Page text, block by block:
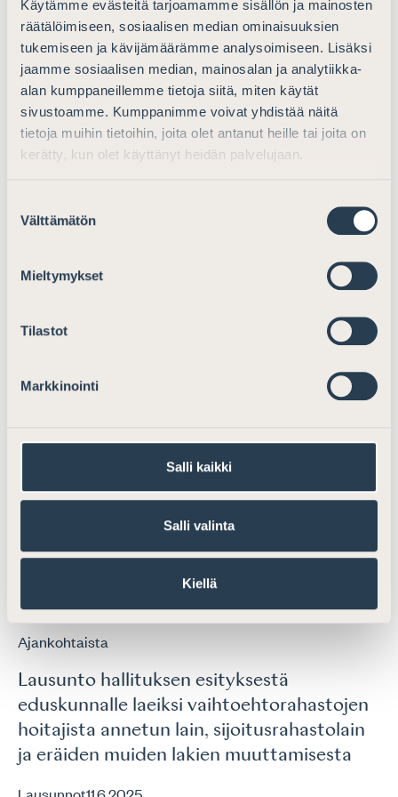
Käytämme evästeitä tarjoamamme sisällön ja mainosten
räätälöimiseen, sosiaalisen median ominaisuuksien
tukemiseen ja kävijämäärämme analysoimiseen. Lisäksi
jaamme sosiaalisen median, mainosalan ja analytiikka-
alan kumppaneillemme tietoja siitä, miten käytät
sivustoamme. Kumppanimme voivat yhdistää näitä
tietoja muihin tietoihin, joita olet antanut heille tai joita on
kerätty, kun olet käyttänyt heidän palvelujaan.
valinta
Välttämätön
Mieltymykset
Tilastot
Markkinointi
Salli kaikki
Salli valinta
Kiellä
muuttaminen
Lausunnot20.10.2025
Ajankohtaista
Lausunto tavaramerkkilain
asioissa koskevasta arviomuistiosta
Ajankohtaista
Lausunto hallituksen esityksestä
eduskunnalle laeiksi vaihtoehtorahastojen
hoitajista annetun lain, sijoitusrahastolain
ja eräiden muiden lakien muuttamisesta